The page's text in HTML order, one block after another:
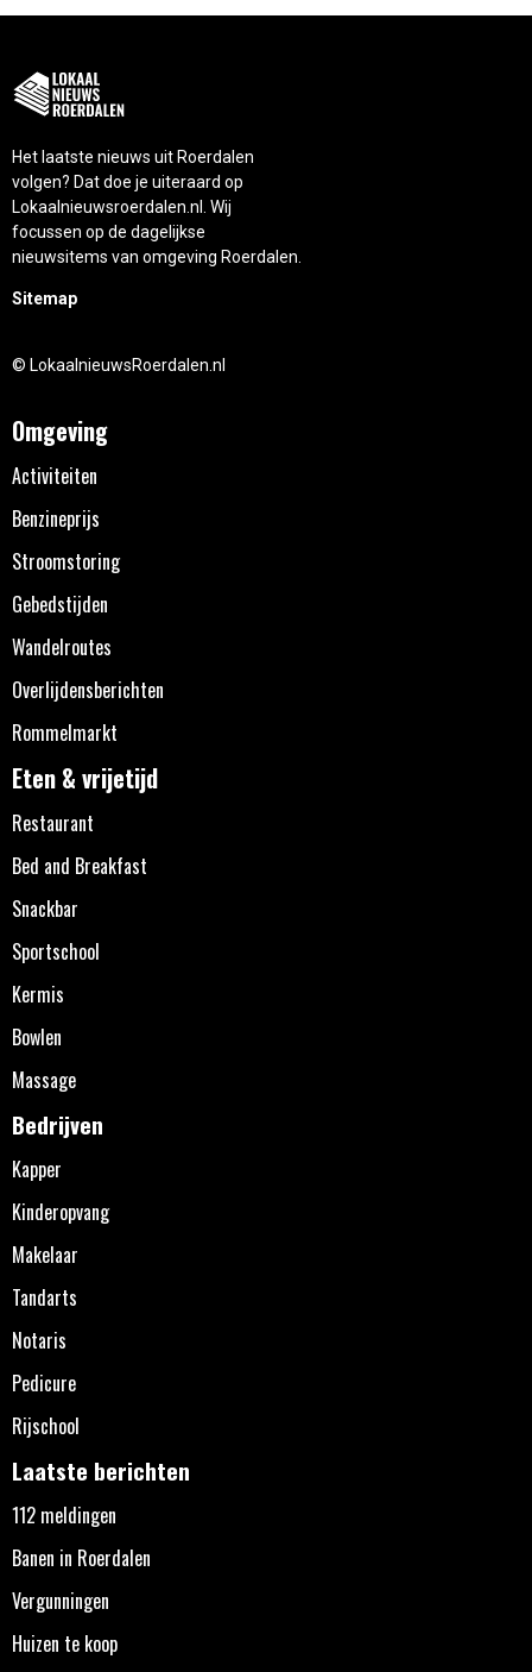
Het laatste nieuws uit Roerdalen
volgen? Dat doe je uiteraard op
Lokaalnieuwsroerdalen.nl. Wij
focussen op de dagelijkse
nieuwsitems van omgeving Roerdalen.
Sitemap
© LokaalnieuwsRoerdalen.nl
Omgeving
Activiteiten
Benzineprijs
Stroomstoring
Gebedstijden
Wandelroutes
Overlijdensberichten
Rommelmarkt
Eten & vrijetijd
Restaurant
Bed and Breakfast
Snackbar
Sportschool
Kermis
Bowlen
Massage
Bedrijven
Kapper
Kinderopvang
Makelaar
Tandarts
Notaris
Pedicure
Rijschool
Laatste berichten
112 meldingen
Banen in Roerdalen
Vergunningen
Huizen te koop